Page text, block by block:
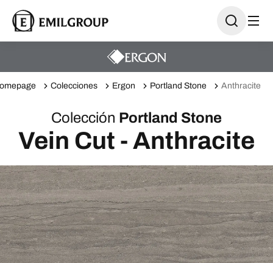
Colecciones Ergon Portland Stone Anthracite
Colección Portland Stone
Vein Cut - Anthracite